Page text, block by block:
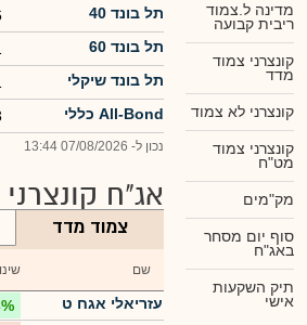
מדינה ל.צמוד
ריבית קבועה
קונצרני צמוד
מדד
קונצרני לא צמוד
קונצרני צמוד
מט"ח
מק"מים
סוף יום מסחר
באג"ח
תיק השקעות
אישי
תל בונד 40
תל בונד 60
תל בונד שיקלי
All-Bond כללי
נכון ל- 07/08/2026 13:44
אג"ח קונצרני
צמוד מדד
שם
עזריאלי אגח ט